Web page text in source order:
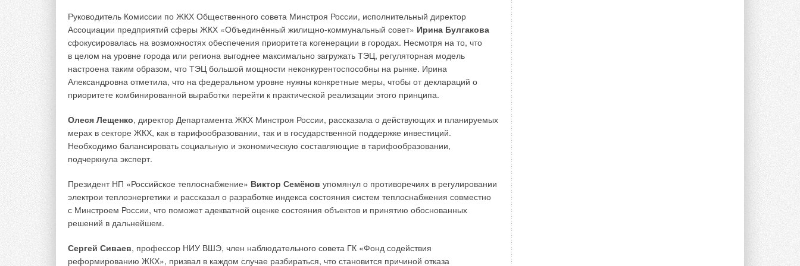
Руководитель Комиссии по ЖКХ Общественного совета Минстроя России, исполнительный директор
Ассоциации предприятий сферы ЖКХ «Объединённый жилищно-коммунальный совет» Ирина Булгакова
сфокусировалась на возможностях обеспечения приоритета когенерации в городах. Несмотря на то, что
в целом на уровне города или региона выгоднее максимально загружать ТЭЦ, регуляторная модель
настроена таким образом, что ТЭЦ большой мощности неконкурентоспособны на рынке. Ирина
Александровна отметила, что на федеральном уровне нужны конкретные меры, чтобы от деклараций о
приоритете комбинированной выработки перейти к практической реализации этого принципа.
Олеся Лещенко, директор Департамента ЖКХ Минстроя России, рассказала о действующих и планируемых
мерах в секторе ЖКХ, как в тарифообразовании, так и в государственной поддержке инвестиций.
Необходимо балансировать социальную и экономическую составляющие в тарифообразовании,
подчеркнула эксперт.
Президент НП «Российское теплоснабжение» Виктор Семёнов упомянул о противоречиях в регулировании
электрои теплоэнергетики и рассказал о разработке индекса состояния систем теплоснабжения совместно
с Минстроем России, что поможет адекватной оценке состояния объектов и принятию обоснованных
решений в дальнейшем.
Сергей Сиваев, профессор НИУ ВШЭ, член наблюдательного совета ГК «Фонд содействия
реформированию ЖКХ», призвал в каждом случае разбираться, что становится причиной отказа